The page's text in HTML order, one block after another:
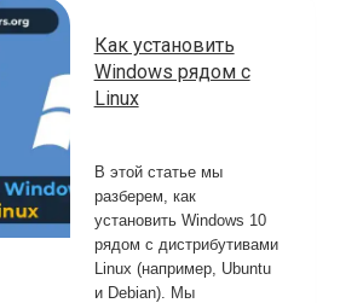
Как установить
Windows рядом с
Linux
В этой статье мы
разберем, как
установить Windows 10
рядом с дистрибутивами
Linux (например, Ubuntu
и Debian). Мы